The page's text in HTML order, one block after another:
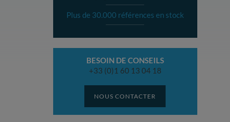
Plus de 30.000 références en stock
BESOIN DE CONSEILS
+33 (0)1 60 13 04 18
NOUS CONTACTER